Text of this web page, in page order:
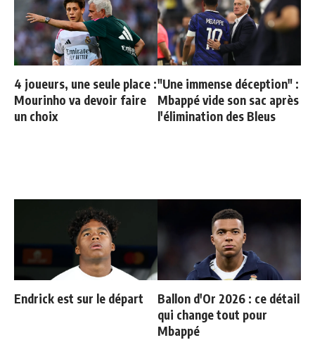
4 joueurs, une seule place :
Mourinho va devoir faire
un choix
"Une immense déception" :
Mbappé vide son sac après
l'élimination des Bleus
Endrick est sur le départ
Ballon d'Or 2026 : ce détail
qui change tout pour
Mbappé